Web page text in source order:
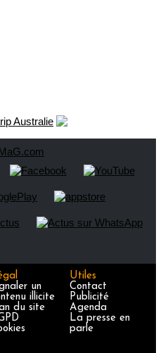
un
illicite
du site
Utiles
Contact
Publicité
Agenda
La presse en
parle